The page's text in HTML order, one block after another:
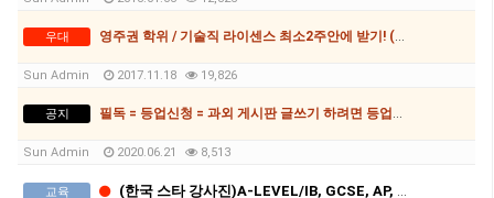
우대 영주권 학위 / 기술직 라이센스 최소2주안에 받기! (요리, 페인팅, 용접, 차일드케어 등등)
Sun Admin 2017.11.18 19,826
공지 필독 = 등업신청 = 과외 게시판 글쓰기 하려면 등업신청 필수
Sun Admin 2020.06.21 8,513
교육 (한국 스타 강사진)A-LEVEL/IB, GCSE, AP, SAT, GPA 전 교과 수업, 명문대 출신 강사진, 대치동 소재 INSPIRICA ACADEMY